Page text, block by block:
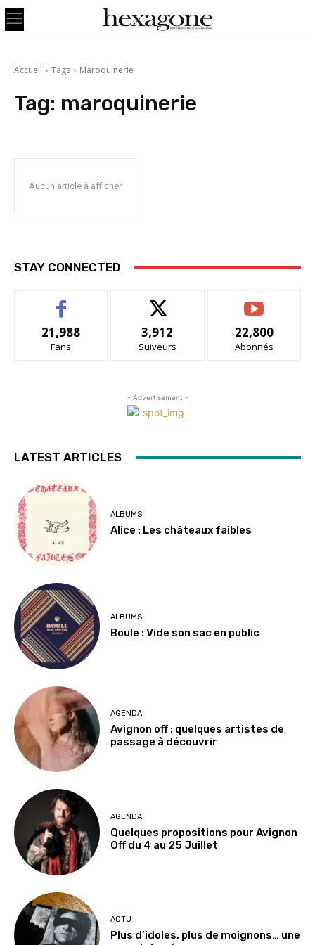
Accueil Tags Maroquinerie
Tag: maroquinerie
Aucun article à afficher
STAY CONNECTED
21,988
Fans
3,912
Suiveurs
22,800
Abonnés
- Advertisement -
LATEST ARTICLES
ALBUMS
Alice : Les châteaux faibles
ALBUMS
Boule : Vide son sac en public
AGENDA
Avignon off : quelques artistes de
passage à découvrir
AGENDA
Quelques propositions pour Avignon
Off du 4 au 25 Juillet
ACTU
Plus d’idoles, plus de moignons… une